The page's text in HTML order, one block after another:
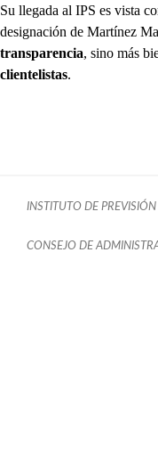
Su llegada al IPS es vista
designación de Martínez
transparencia, sino más
clientelistas.
INSTITUTO DE PREVISIÓN
CONSEJO DE